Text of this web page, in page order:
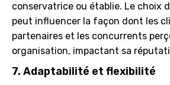
conservatrice ou établie. Le choix
peut influencer la façon dont les
partenaires et les concurrents
organisation, impactant sa
7. Adaptabilité et flexibilité